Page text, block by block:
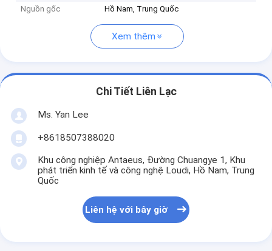
Nguồn gốc
Hồ Nam, Trung Quốc
Xem thêm
Chi Tiết Liên Lạc
Ms. Yan Lee
+8618507388020
Khu công nghiệp Antaeus, Đường Chuangye 1, Khu
phát triển kinh tế và công nghệ Loudi, Hồ Nam, Trung
Quốc
Liên hệ với bây giờ